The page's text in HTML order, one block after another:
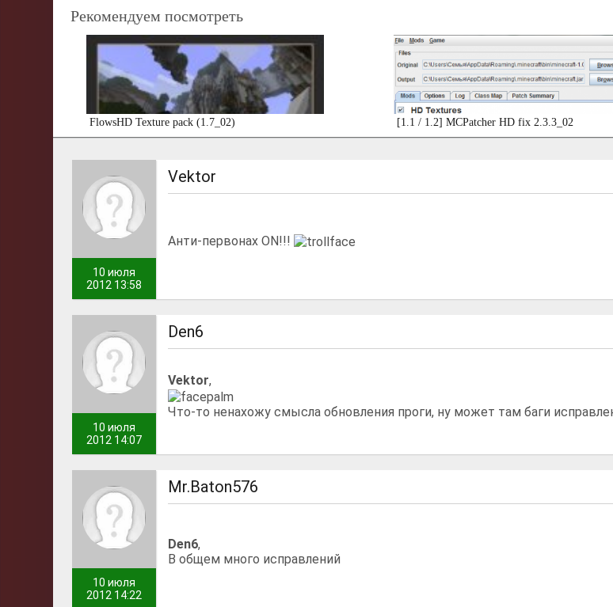
Рекомендуем посмотреть
FlowsHD Texture pack (1.7_02) [1.1 / 1.2] MCPatcher HD fix 2.3.3_02
10 июля
2012 13:58
Vektor
Анти-первонах ON!!!
10 июля
2012 14:07
Den6
Vektor,
Что-то ненахожу смысла обновления проги, ну может там баги
10 июля
2012 14:22
Mr.Baton576
Den6,
В общем много исправлений